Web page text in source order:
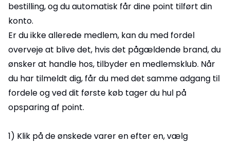
bestilling, og du automatisk får dine point tilført din
konto.
Er du ikke allerede medlem, kan du med fordel
overveje at blive det, hvis det pågældende brand, du
ønsker at handle hos, tilbyder en medlemsklub. Når
du har tilmeldt dig, får du med det samme adgang til
fordele og ved dit første køb tager du hul på
opsparing af point.
1) Klik på de ønskede varer en efter en, vælg